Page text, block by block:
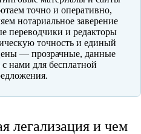
точно и оперативно,
нотариальное заверение
переводчики и редакторы
точность и единый
— прозрачные, данные
нами для бесплатной
легализация и чем